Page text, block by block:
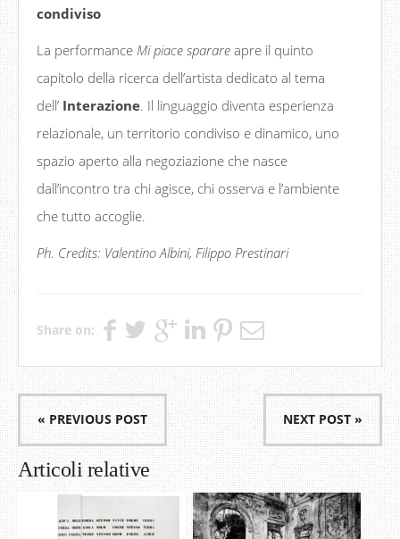
condiviso
La performance Mi piace sparare apre il quinto
capitolo della ricerca dell’artista dedicato al tema
dell’ Interazione. Il linguaggio diventa esperienza
relazionale, un territorio condiviso e dinamico, uno
spazio aperto alla negoziazione che nasce
dall’incontro tra chi agisce, chi osserva e l’ambiente
che tutto accoglie.
Ph. Credits: Valentino Albini, Filippo Prestinari
Share on:
« PREVIOUS POST NEXT POST »
Articoli relative